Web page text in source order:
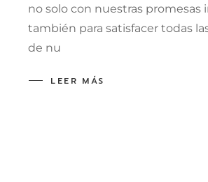
no solo con nuestras promesas
también para satisfacer todas
de nu
LEER MÁS